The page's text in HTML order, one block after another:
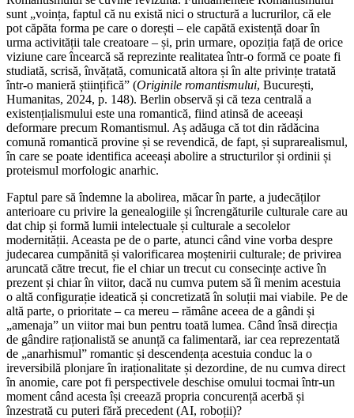
sunt „voința, faptul că nu există nici o structură a lucrurilor, că ele
pot căpăta forma pe care o dorești – ele capătă existență doar în
urma activității tale creatoare – și, prin urmare, opoziția față de orice
viziune care încearcă să reprezinte realitatea într-o formă ce poate fi
studiată, scrisă, învățată, comunicată altora și în alte privințe tratată
într-o manieră științifică” (Originile romantismului, București,
Humanitas, 2024, p. 148). Berlin observă și că teza centrală a
existențialismului este una romantică, fiind atinsă de aceeași
deformare precum Romantismul. Aș adăuga că tot din rădăcina
comună romantică provine și se revendică, de fapt, și suprarealismul,
în care se poate identifica aceeași abolire a structurilor și ordinii și
proteismul morfologic anarhic.
Faptul pare să îndemne la abolirea, măcar în parte, a judecăților
anterioare cu privire la genealogiile și încrengăturile culturale care au
dat chip și formă lumii intelectuale și culturale a secolelor
modernității. Aceasta pe de o parte, atunci când vine vorba despre
judecarea cumpănită și valorificarea moștenirii culturale; de privirea
aruncată către trecut, fie el chiar un trecut cu consecințe active în
prezent și chiar în viitor, dacă nu cumva putem să îi menim acestuia
o altă configurație ideatică și concretizată în soluții mai viabile. Pe de
altă parte, o prioritate – ca mereu – rămâne aceea de a gândi și
„amenaja” un viitor mai bun pentru toată lumea. Când însă direcția
de gândire raționalistă se anunță ca falimentară, iar cea reprezentată
de „anarhismul” romantic și descendența acestuia conduc la o
ireversibilă plonjare în iraționalitate și dezordine, de nu cumva direct
în anomie, care pot fi perspectivele deschise omului tocmai într-un
moment când acesta își creează propria concurență acerbă și
înzestrată cu puteri fără precedent (AI, roboții)?